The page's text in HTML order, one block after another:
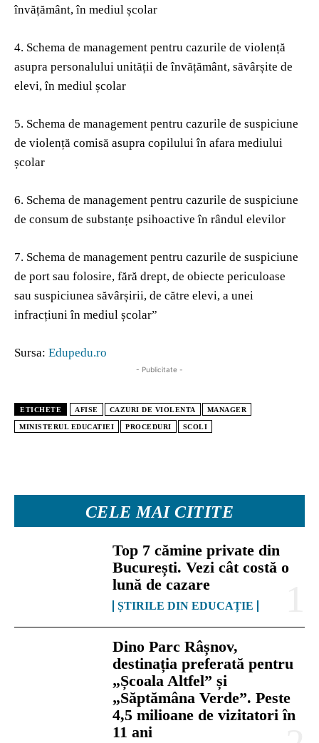
CELE MAI CITITE
Top 7 cămine private din
București. Vezi cât costă o
lună de cazare
ȘTIRILE DIN EDUCAȚIE
Dino Parc Râșnov,
destinația preferată pentru
„Școala Altfel” și
„Săptămâna Verde”. Peste
4,5 milioane de vizitatori în
11 ani
învățământ, în mediul școlar
4. Schema de management pentru cazurile de violență
asupra personalului unității de învățământ, săvârșite de
elevi, în mediul școlar
5. Schema de management pentru cazurile de suspiciune
de violență comisă asupra copilului în afara mediului
școlar
6. Schema de management pentru cazurile de suspiciune
de consum de substanțe psihoactive în rândul elevilor
7. Schema de management pentru cazurile de suspiciune
de port sau folosire, fără drept, de obiecte periculoase
sau suspiciunea săvârșirii, de către elevi, a unei
infracțiuni în mediul școlar”
Sursa: Edupedu.ro
- Publicitate -
ETICHETE AFISE CAZURI DE VIOLENTA MANAGER
MINISTERUL EDUCATIEI PROCEDURI SCOLI